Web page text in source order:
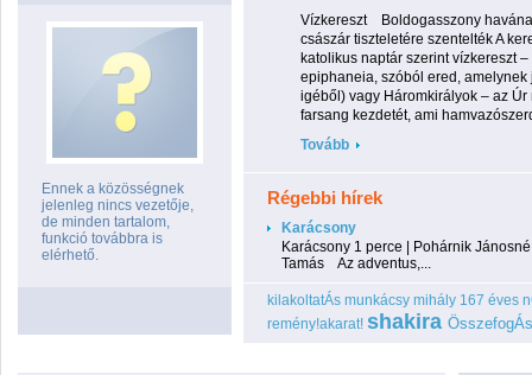
Ennek a közösségnek
jelenleg nincs vezetője,
de minden tartalom,
funkció továbbra is
elérhető.
Vízkereszt Boldogasszony
császár tiszteletére szentelték A
katolikus naptár szerint vízkereszt
epiphaneia, szóból ered, amelynek
igéből) vagy Háromkirályok – az
farsang kezdetét, ami
Tovább
Régebbi hírek
Karácsony
Karácsony 1 perce | Pohárnik
Tamás Az adventus,...
kilakoltatÁs munkácsy mihály 167 éves
remény!akarat! shakira